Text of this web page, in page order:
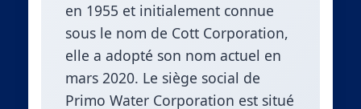
en 1955 et initialement connue
sous le nom de Cott Corporation,
elle a adopté son nom actuel en
mars 2020. Le siège social de
Primo Water Corporation est situé